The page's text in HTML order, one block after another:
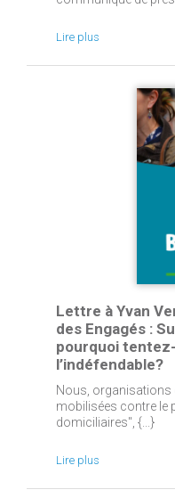
Lire plus
Lettre à Yvan
des Engagés :
pourquoi
l’indéfendable?
Nous, organisations
mobilisées contre le
domiciliaires", {...}
Lire plus